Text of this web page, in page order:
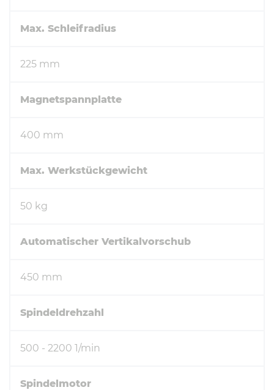
Max. Schleifradius
225 mm
Magnetspannplatte
400 mm
Max. Werkstückgewicht
50 kg
Automatischer Vertikalvorschub
450 mm
Spindeldrehzahl
500 - 2200 1/min
Spindelmotor